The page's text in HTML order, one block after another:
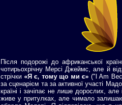
Після подорожі до африканської
чотирьохрічну Мерсі Джеймс, але й
стрічки «Я є, тому що ми є» ("I Am
за сценарієм та за активної участі
країні і зачіпає не лише дорослих,
живе у притулках, але чимало